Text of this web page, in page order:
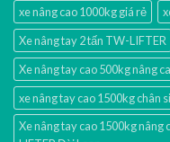
xe nâng cao 1000kg giá rẻ
Xe nâng tay 2 tấn TW-LIFTER
Xe nâng tay cao 500kg nâng
xe nâng tay cao 1500kg chân
Xe nâng tay cao 1500kg nâng